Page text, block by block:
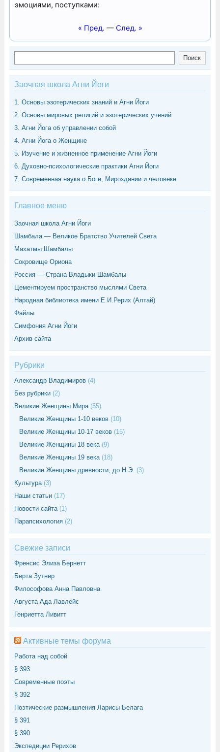
эмоциями, поступками:
« Пред. — След. »
Поиск
Заочная школа Агни Йоги
1. Основы эзотерических знаний и Агни Йоги
2. Основы мировых религий и эзотерических учений
3. Агни Йога об управлении собой
4. Агни Йога о Женщине
5. Изучение и жизненное применение Агни Йоги
6. Духовно-психологические практики Агни Йоги
7. Современная наука о Боге, Мироздании и человеке
Главное меню
Заочная школа Агни Йоги
Шамбала — Великое Братство Учителей Света
Махатмы Шамбалы
Сокровище Ориона
Россия — Страна Владыки Шамбалы
Цементируем пространство мыслями Света
Народная библиотека имени Е.И.Рерих (Алтай)
Файлы
Симфония Агни Йоги
Архив сайта
Рубрики
Александр Владимиров (4)
Без рубрики (2)
Великие Женщины Мира (55)
Великие Женщины 1-10 веков (10)
Великие Женщины 10-17 веков (15)
Великие Женщины 18 века (9)
Великие Женщины 19 века (18)
Великие Женщины древности, до Н.Э. (3)
Культура (3)
Наши статьи (17)
Новости сайта (1)
Парапсихология (2)
Свежие записи
Френсис Элиза Бернетт
Берта Зутнер
Философова Анна Павловна
Августа Ада Лавлейс
Генриетта Ливитт
Активные темы форума
Работа над собой
§ 393
Современные поэты
§ 392
Поэтические размышления Ларисы Белага
§ 391
§ 390
Экспедиции Рерихов